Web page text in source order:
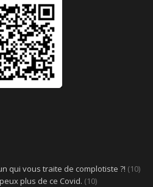
qui vous traite de complotiste ?! (10)
plus de ce Covid. (10)